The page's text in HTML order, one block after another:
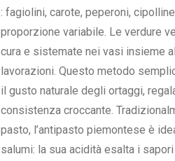
: fagiolini, carote, peperoni,
proporzione variabile. Le verdure
cura e sistemate nei vasi insieme
lavorazioni. Questo metodo
il gusto naturale degli ortaggi,
consistenza croccante.
pasto, l’antipasto piemontese è
salumi: la sua acidità esalta i